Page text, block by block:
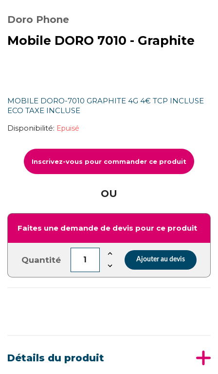
Doro Phone
Mobile DORO 7010 - Graphite
MOBILE DORO-7010 GRAPHITE 4G 4€ TCP INCLUSE
ECO TAXE INCLUSE
Disponibilité: Epuisé
Inscrivez-vous pour commander ce produit
OU
Faites une demande de devis pour ce produit
Quantité Ajouter au devis
Détails du produit